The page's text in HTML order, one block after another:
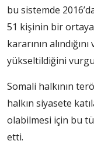
bu sistemde
51 kişinin bir
kararının
yükseltildiğini
Somali halkının
halkın siyasete
olabilmesi için bu
etti.